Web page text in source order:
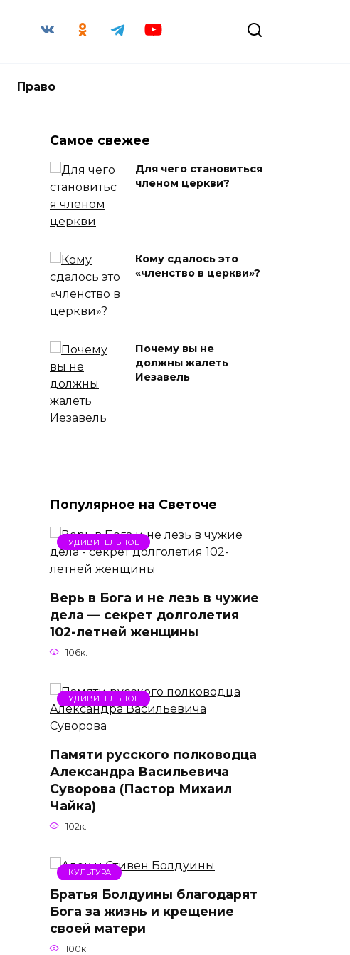
Право
Самое свежее
Для чего становиться
членом церкви?
Кому сдалось это
«членство в церкви»?
Почему вы не
должны жалеть
Иезавель
Популярное на Светоче
УДИВИТЕЛЬНОЕ
Верь в Бога и не лезь в чужие
дела — секрет долголетия
102-летней женщины
106к.
УДИВИТЕЛЬНОЕ
Памяти русского полководца
Александра Васильевича
Суворова (Пастор Михаил
Чайка)
102к.
КУЛЬТУРА
Братья Болдуины благодарят
Бога за жизнь и крещение
своей матери
100к.